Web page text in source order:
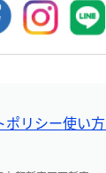
ポリシー使い